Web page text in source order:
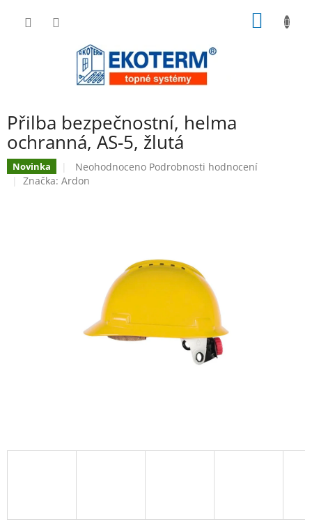
Přilba bezpečnostní, helma
ochranná, AS-5, žlutá
Novinka
Průměrné
hodnocení
Neohodnoceno Podrobnosti hodnocení
Značka: Ardon